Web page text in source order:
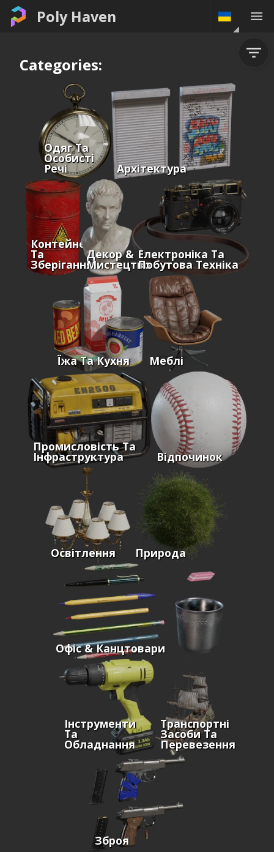
Poly Haven
Categories:
Одяг Та
Особисті
Речі Архітектура
Контейнери
Та
Зберігання
Декор &
Мистецтво
Електроніка Та
Побутова Техніка
Їжа Та Кухня Меблі
Промисловість Та
Інфраструктура Відпочинок
Освітлення Природа
Офіс & Канцтовари
Інструменти
Та
Обладнання
Транспортні
Засоби Та
Перевезення
Зброя